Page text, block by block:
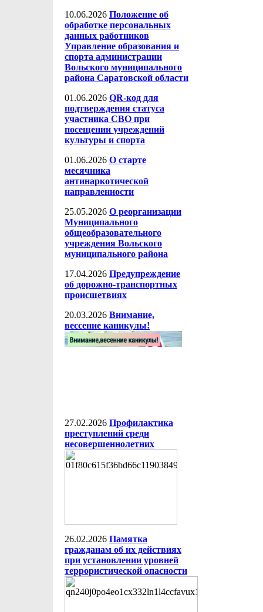
10.06.2026 Положение об
обработке персональных
данных работников
Управление образования и
спорта администрации
Вольского муниципального
района Саратовской области
01.06.2026 QR-код для
подтверждения статуса
участника СВО при
посещении учреждений
культуры и спорта
01.06.2026 О старте
месячника
антинаркотической
направленности
25.05.2026 О реорганизации
Муниципального
общеобразовательного
учреждения Вольского
муниципального района
17.04.2026 Предупреждение
об дорожно-транспортных
происшетвиях
20.03.2026 Внимание,
вессение каникулы!
27.02.2026 Профилактика
преступлений среди
несовершеннолетних
26.02.2026 Памятка
гражданам об их действиях
при установлении уровней
террористической опасности